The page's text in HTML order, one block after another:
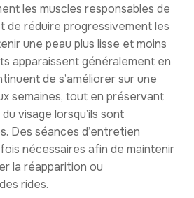
les muscles responsables de
de réduire progressivement les
une peau plus lisse et moins
apparaissent généralement en
de s’améliorer sur une
semaines, tout en préservant
visage lorsqu’ils sont
Des séances d’entretien
nécessaires afin de maintenir
la réapparition ou
rides.